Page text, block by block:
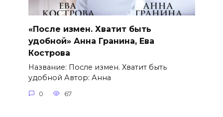
«После измен. Хватит быть
удобной» Анна Гранина, Ева
Кострова
Название: После измен. Хватит быть
удобной Автор: Анна
0 67